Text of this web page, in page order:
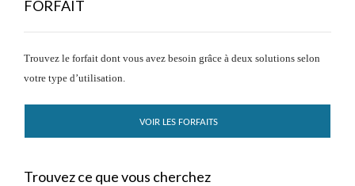
FORFAIT
Trouvez le forfait dont vous avez besoin grâce à deux solutions selon
votre type d’utilisation.
VOIR LES FORFAITS
Trouvez ce que vous cherchez